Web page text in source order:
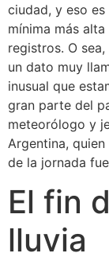
ciudad, y eso
mínima más
registros. O
un dato muy
inusual que
gran parte del
meteorólogo y
Argentina,
de la jornada
El fin
lluvia